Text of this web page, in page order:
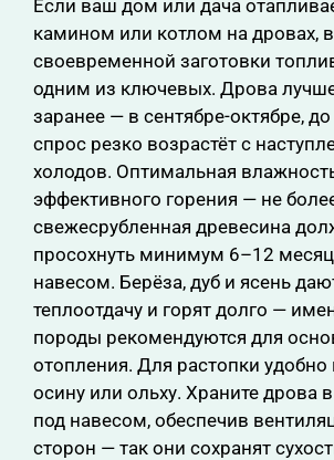
Если ваш дом или дача
камином или котлом на дровах,
своевременной заготовки
одним из ключевых. Дрова
заранее — в сентябре-октябре, до
спрос резко возрастёт с
холодов. Оптимальная
эффективного горения — не
свежесрубленная древесина
просохнуть минимум 6–12
навесом. Берёза, дуб и ясень
теплоотдачу и горят долго —
породы рекомендуются для
отопления. Для растопки удобно
осину или ольху. Храните дрова
под навесом, обеспечив
сторон — так они сохранят